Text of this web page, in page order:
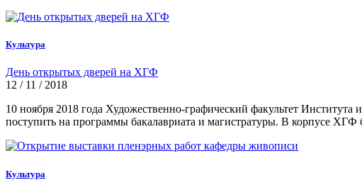
Культура
День открытых дверей на ХГФ
12 / 11 / 2018
10 ноября 2018 года Художественно-графический факультет
поступить на программы бакалавриата и магистратуры. В корпусе ХГФ
Культура